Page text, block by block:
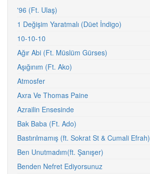
'96 (Ft. Ulaş)
1 Değişim Yaratmalı (Düet İndigo)
10-10-10
Ağır Abi (Ft. Müslüm Gürses)
Aşığınım (Ft. Ako)
Atmosfer
Axra Ve Thomas Paine
Azrailin Ensesinde
Bak Baba (Ft. Ado)
Bastırılmamış (ft. Sokrat St & Cumali Efrah)
Ben Unutmadım(ft. Şanışer)
Benden Nefret Ediyorsunuz